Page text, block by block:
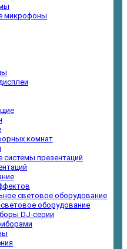
микрофоны
комнат
презентаций
световое оборудование
оборудование
DJ-серии